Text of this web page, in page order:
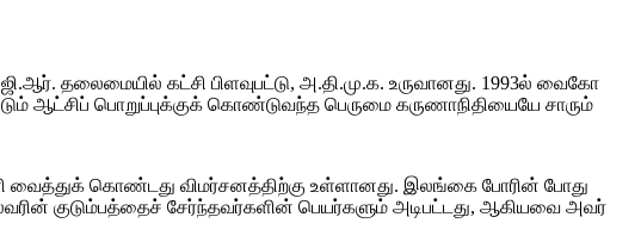
தலைமையில் கட்சி பிளவுபட்டு, அ.தி.மு.க. உருவானது. 1993ல் வைகோ
ஆட்சிப் பொறுப்புக்குக் கொண்டுவந்த பெருமை கருணாநிதியையே சாரும்
வைத்துக் கொண்டது விமர்சனத்திற்கு உள்ளானது. இலங்கை போரின் போது
குடும்பத்தைச் சேர்ந்தவர்களின் பெயர்களும் அடிபட்டது, ஆகியவை அவர்